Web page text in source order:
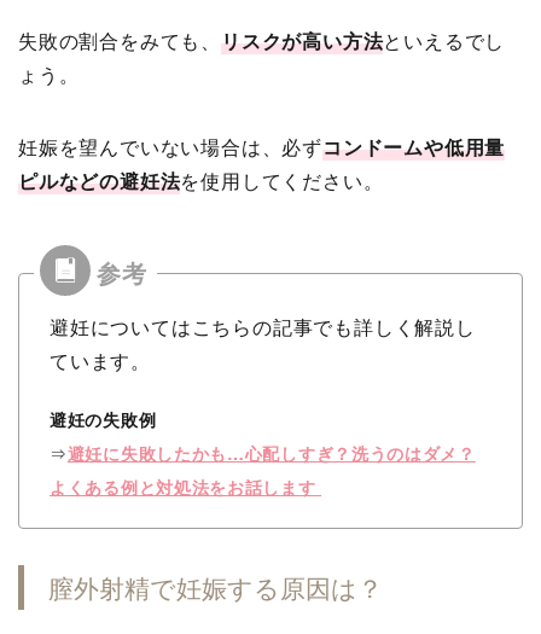
失敗の割合をみても、 リスクが高い方法といえるでし
ょう。
妊娠を望んでいない場合は、必ずコンドームや低用量
ピルなどの避妊法を使用してください。
避妊についてはこちらの記事でも詳しく解説し
ています。
避妊の失敗例
⇒避妊に失敗したかも…心配しすぎ？洗うのはダメ？
よくある例と対処法をお話します
膣外射精で妊娠する原因は？